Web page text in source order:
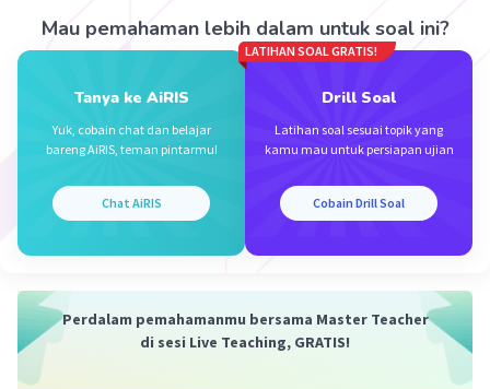
sebagai cerita rekaan yang hampir menyerupai
cerita rakyat masa lalu.
Mau pemahaman lebih dalam untuk soal ini?
Tanya ke AiRIS
Yuk, cobain chat dan belajar
bareng AiRIS, teman pintarmu!
Chat AiRIS
LATIHAN SOAL GRATIS!
Drill Soal
Latihan soal sesuai topik yang
kamu mau untuk persiapan ujian
Cobain Drill Soal
Perdalam pemahamanmu bersama Master Teacher
di sesi Live Teaching, GRATIS!